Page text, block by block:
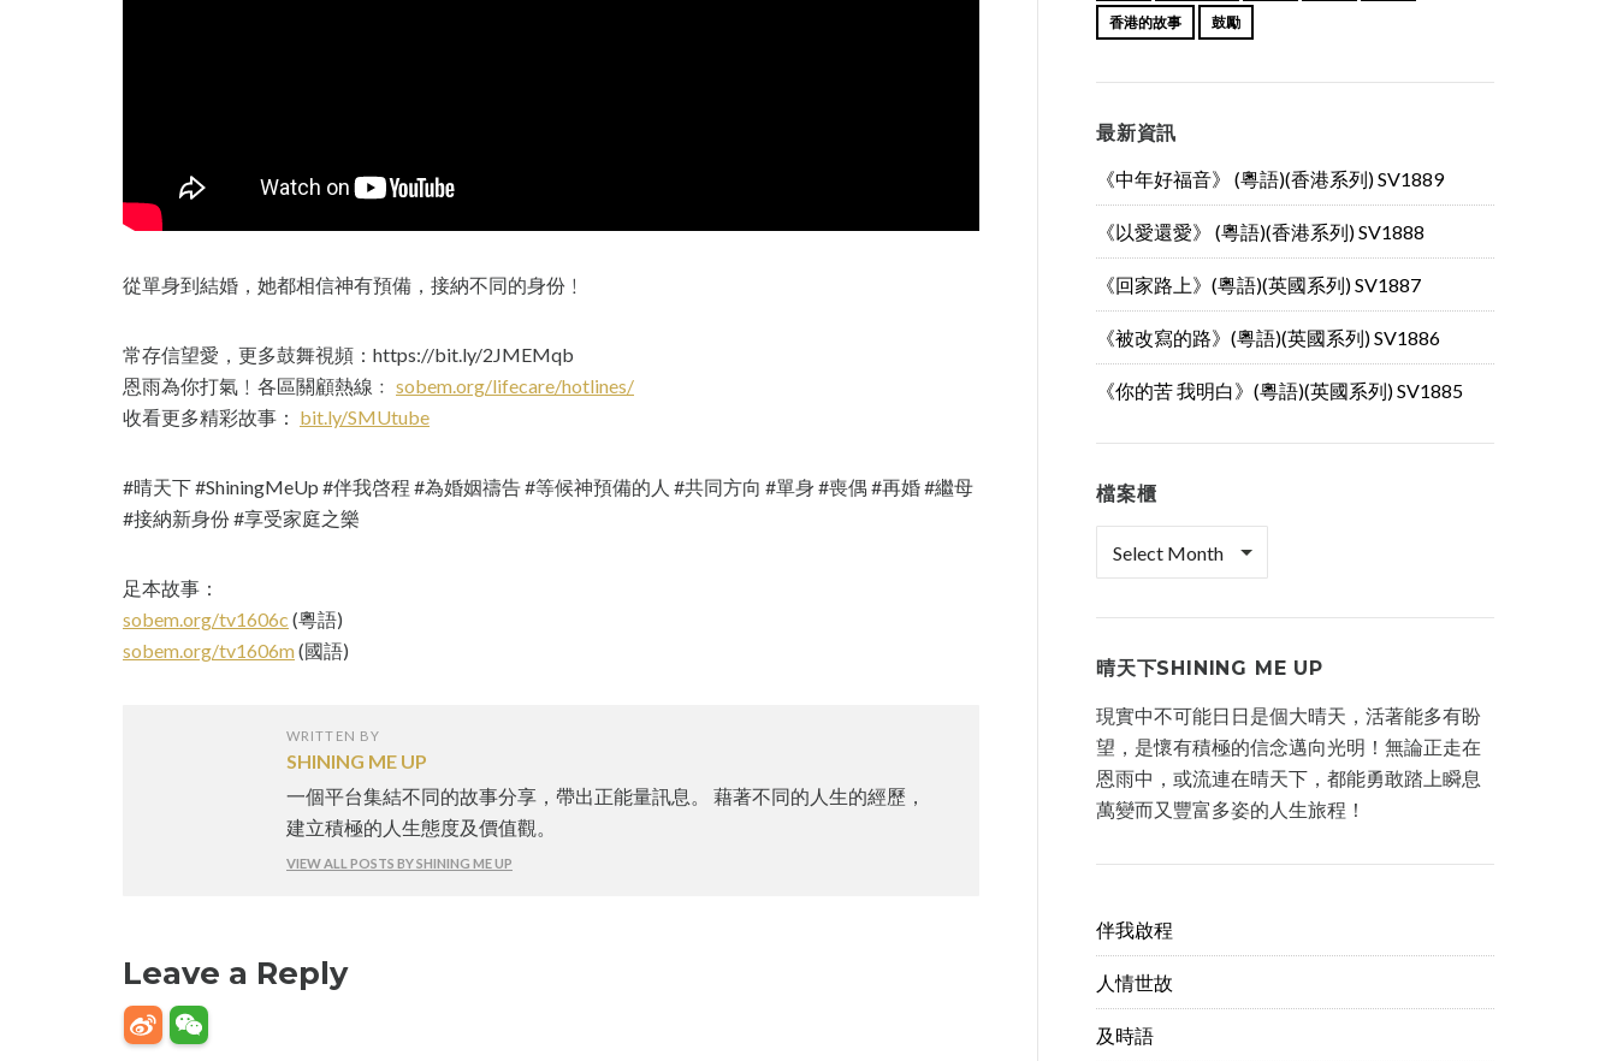
從單身到結婚，她都相信神有預備，接納不同的身份﹗
常存信望愛，更多鼓舞視頻：https://bit.ly/2JMEMqb
恩雨為你打氣﹗各區關顧熱線﹕ sobem.org/lifecare/hotlines/
收看更多精彩故事： bit.ly/SMUtube
#晴天下 #ShiningMeUp #伴我啓程 #為婚姻禱告 #等候神預備的人 #共同方向 #單身 #喪偶 #再婚 #繼母
#接納新身份 #享受家庭之樂
足本故事：
sobem.org/tv1606c (粵語)
sobem.org/tv1606m(國語)
WRITTEN BY
SHINING ME UP
一個平台集結不同的故事分享，帶出正能量訊息。 藉著不同的人生的經歷，
建立積極的人生態度及價值觀。
VIEW ALL POSTS BY SHINING ME UP
Leave a Reply
香港的故事 鼓勵
最新資訊
《中年好福音》 (粵語)(香港系列) SV1889
《以愛還愛》 (粵語)(香港系列) SV1888
《回家路上》(粵語)(英國系列) SV1887
《被改寫的路》(粵語)(英國系列) SV1886
《你的苦 我明白》(粵語)(英國系列) SV1885
檔案櫃
晴天下SHINING ME UP
現實中不可能日日是個大晴天，活著能多有盼
望，是懷有積極的信念邁向光明！無論正走在
恩雨中，或流連在晴天下，都能勇敢踏上瞬息
萬變而又豐富多姿的人生旅程！
伴我啟程
人情世故
及時語